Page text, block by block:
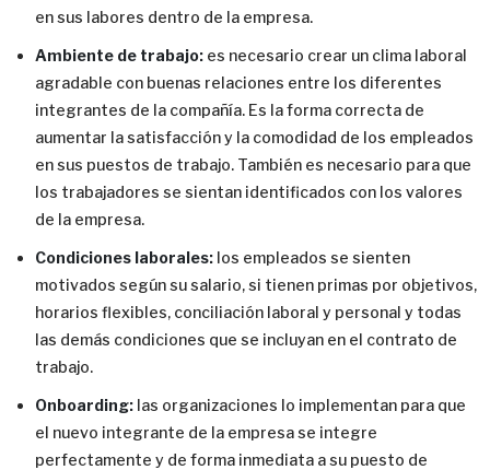
en sus labores dentro de la empresa.
Ambiente de trabajo: es necesario crear un clima laboral
agradable con buenas relaciones entre los diferentes
integrantes de la compañía. Es la forma correcta de
aumentar la satisfacción y la comodidad de los empleados
en sus puestos de trabajo. También es necesario para que
los trabajadores se sientan identificados con los valores
de la empresa.
Condiciones laborales: los empleados se sienten
motivados según su salario, si tienen primas por objetivos,
horarios flexibles, conciliación laboral y personal y todas
las demás condiciones que se incluyan en el contrato de
trabajo.
Onboarding: las organizaciones lo implementan para que
el nuevo integrante de la empresa se integre
perfectamente y de forma inmediata a su puesto de